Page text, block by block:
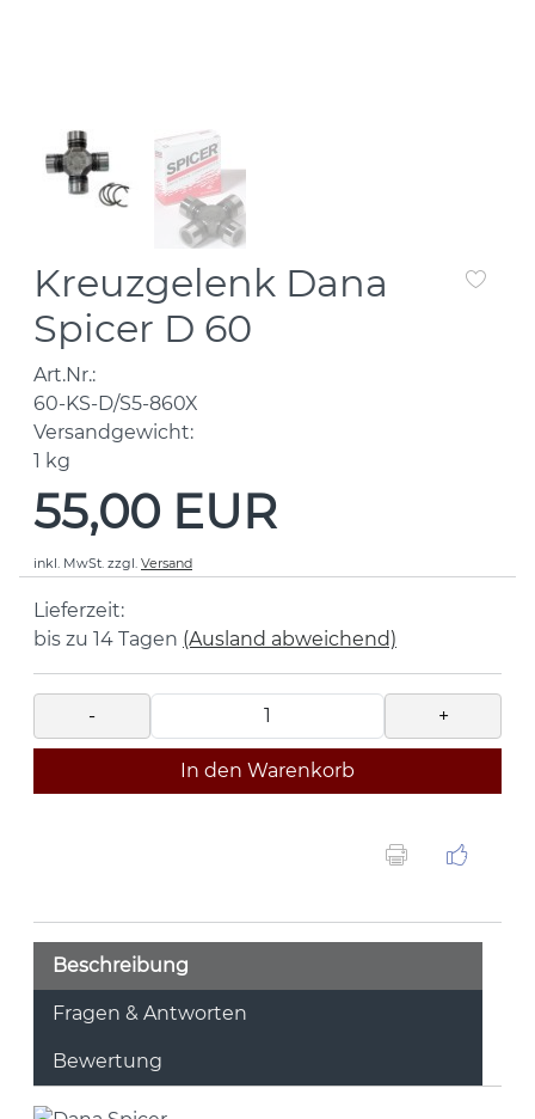
Kreuzgelenk Dana
Spicer D 60
Art.Nr.:
60-KS-D/S5-860X
Versandgewicht:
1 kg
55,00 EUR
inkl. MwSt. zzgl. Versand
Lieferzeit:
bis zu 14 Tagen (Ausland abweichend)
- +
In den Warenkorb
Beschreibung
Fragen & Antworten
Bewertung